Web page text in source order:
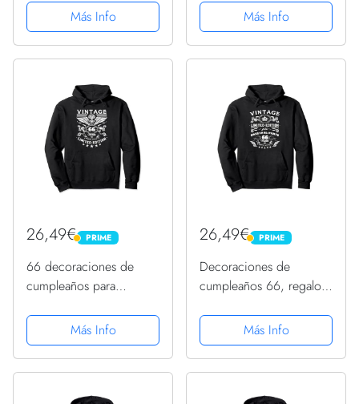
Sudadera con Capucha
Más Info
Sudadera con Capucha
Más Info
26,49€ PRIME
PRIME
66 decoraciones de
cumpleaños para
cumpleaños Sudadera
con Capucha
Más Info
26,49€ PRIME
PRIME
Decoraciones de
cumpleaños 66, regalos
hombres Sudadera con
Capucha
Más Info